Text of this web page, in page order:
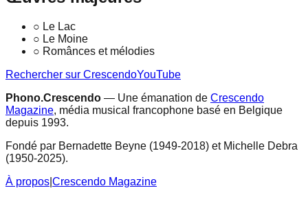
○ Le Lac
○ Le Moine
○ Românces et mélodies
Rechercher sur CrescendoYouTube
Phono.Crescendo — Une émanation de Crescendo
Magazine, média musical francophone basé en Belgique
depuis 1993.
Fondé par Bernadette Beyne (1949-2018) et Michelle Debra
(1950-2025).
À propos Crescendo Magazine